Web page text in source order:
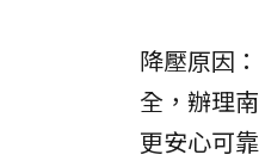
降壓原因
全，辦理
更安心可